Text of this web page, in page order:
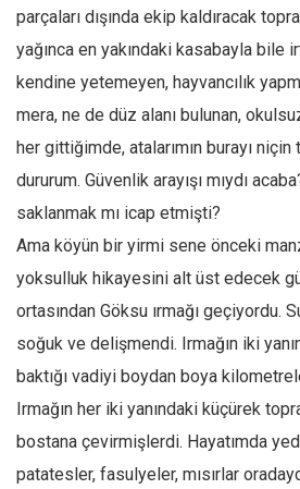
Twitter
Facebook
Instagram
YouTube
Editörden
Kemal Özer
Mahmut Toptaş
Yvonne Ridley
Barış Tarımcıoğlu
Ömer Kayani
Yusuf Armağan
Hasanali Yıldırım
parçaları dışında ekip kaldıracak
yağınca en yakındaki kasabayla bile
kendine yetemeyen, hayvancılık
mera, ne de düz alanı bulunan,
her gittiğimde, atalarımın burayı
dururum. Güvenlik arayışı mıydı
saklanmak mı icap etmişti?
Ama köyün bir yirmi sene önceki
yoksulluk hikayesini alt üst edecek
ortasından Göksu ırmağı geçiyordu.
soğuk ve delişmendi. Irmağın iki
baktığı vadiyi boydan boya
Irmağın her iki yanındaki küçürek
bostana çevirmişlerdi. Hayatımda
patatesler, fasulyeler, mısırlar